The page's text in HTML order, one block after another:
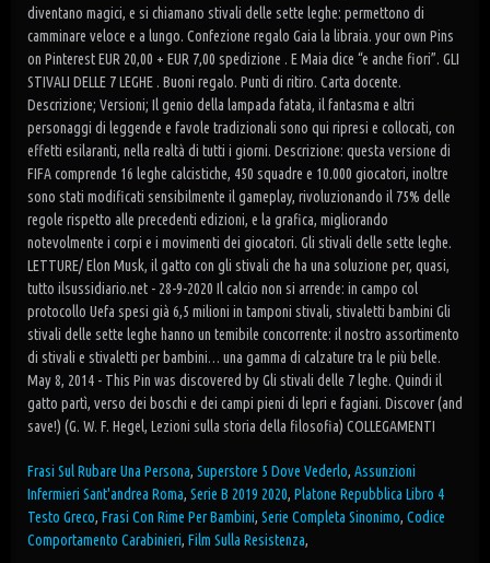
diventano magici, e si chiamano stivali delle sette leghe: permettono di
camminare veloce e a lungo. Confezione regalo Gaia la libraia. your own Pins
on Pinterest EUR 20,00 + EUR 7,00 spedizione . E Maia dice “e anche fiori”. GLI
STIVALI DELLE 7 LEGHE . Buoni regalo. Punti di ritiro. Carta docente.
Descrizione; Versioni; Il genio della lampada fatata, il fantasma e altri
personaggi di leggende e favole tradizionali sono qui ripresi e collocati, con
effetti esilaranti, nella realtà di tutti i giorni. Descrizione: questa versione di
FIFA comprende 16 leghe calcistiche, 450 squadre e 10.000 giocatori, inoltre
sono stati modificati sensibilmente il gameplay, rivoluzionando il 75% delle
regole rispetto alle precedenti edizioni, e la grafica, migliorando
notevolmente i corpi e i movimenti dei giocatori. Gli stivali delle sette leghe.
LETTURE/ Elon Musk, il gatto con gli stivali che ha una soluzione per, quasi,
tutto ilsussidiario.net - 28-9-2020 Il calcio non si arrende: in campo col
protocollo Uefa spesi già 6,5 milioni in tamponi stivali, stivaletti bambini Gli
stivali delle sette leghe hanno un temibile concorrente: il nostro assortimento
di stivali e stivaletti per bambini… una gamma di calzature tra le più belle.
May 8, 2014 - This Pin was discovered by Gli stivali delle 7 leghe. Quindi il
gatto partì, verso dei boschi e dei campi pieni di lepri e fagiani. Discover (and
save!) (G. W. F. Hegel, Lezioni sulla storia della filosofia) COLLEGAMENTI
Frasi Sul Rubare Una Persona, Superstore 5 Dove Vederlo, Assunzioni
Infermieri Sant'andrea Roma, Serie B 2019 2020, Platone Repubblica Libro 4
Testo Greco, Frasi Con Rime Per Bambini, Serie Completa Sinonimo, Codice
Comportamento Carabinieri, Film Sulla Resistenza,